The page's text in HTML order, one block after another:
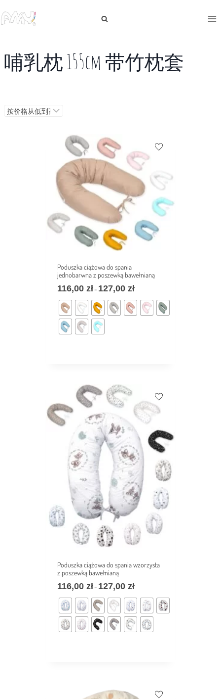
到
内
Poduszka ciążowa do spania
jednobarwna z poszewką bawełnianą
116,00 zł– 127,00 zł
Poduszka ciążowa do spania wzorzysta
z poszewką bawełnianą
116,00 zł– 127,00 zł
哺乳枕 155cm 带竹枕套